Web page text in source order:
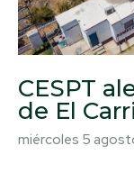
CESPT
de El
miércoles 5